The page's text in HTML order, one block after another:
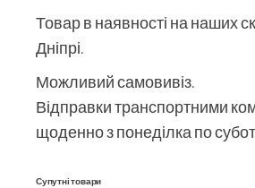
Товар в наявності на наших
Дніпрі.
Можливий самовивіз.
Відправки транспортними
щоденно з понеділка по
Супутні товари